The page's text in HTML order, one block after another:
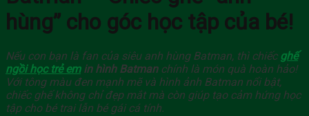
lượng
hùng” cho góc học tập của bé!
Nếu con bạn là fan của siêu anh hùng Batman, thì chiếc ghế
ngồi học trẻ emin hình Batmanchính là món quà hoàn hảo!
Với tông màu đen mạnh mẽ và hình ảnh Batman nổi bật,
chiếc ghế không chỉ đẹp mắt mà còn giúp tạo cảm hứng học
tập cho bé trai lẫn bé gái cá tính.